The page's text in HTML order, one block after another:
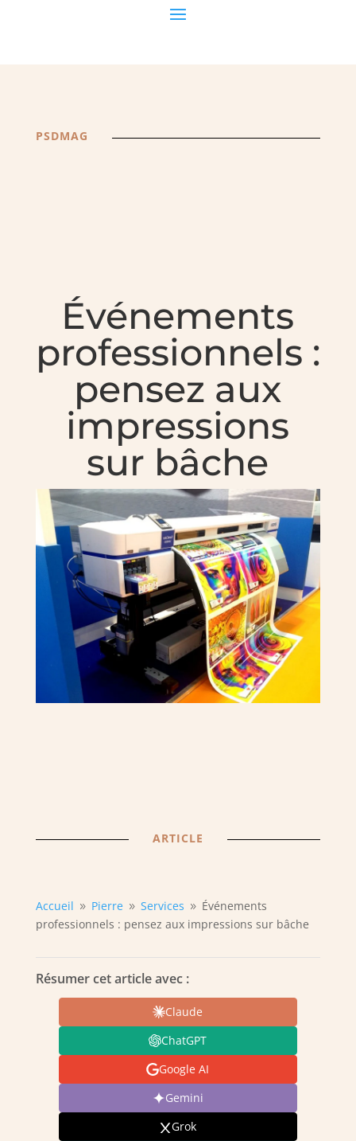
PSDMAG
Événements
professionnels :
pensez aux
impressions
sur bâche
ARTICLE
Accueil 9 Pierre 9 Services 9 Événements
professionnels : pensez aux impressions sur bâche
Résumer cet article avec :
Claude
ChatGPT
Google AI
Gemini
Grok